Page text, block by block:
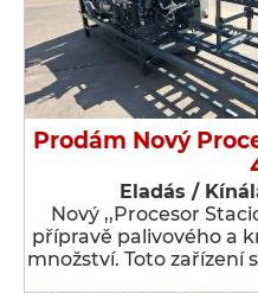
Prodám Nový
Eladás /
Nový ,,Procesor
přípravě palivového a
množství. Toto zařízení